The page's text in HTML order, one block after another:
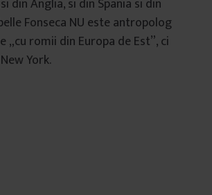
Fonseca NU este antropolog
„cu romii din Europa de Est”, ci
York.